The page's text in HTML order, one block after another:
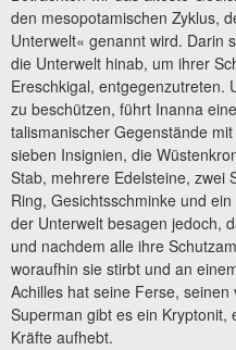
den mesopotamischen Zyklus,
Unterwelt« genannt wird. Darin
die Unterwelt hinab, um ihrer
Ereschkigal, entgegenzutreten.
zu beschützen, führt Inanna
talismanischer Gegenstände
sieben Insignien, die
Stab, mehrere Edelsteine, zwei
Ring, Gesichtsschminke und
der Unterwelt besagen jedoch,
und nachdem alle ihre
woraufhin sie stirbt und an
Achilles hat seine Ferse,
Superman gibt es ein Kryptonit,
Kräfte aufhebt.